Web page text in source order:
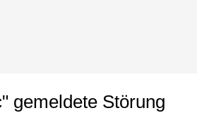
gemeldete Störung